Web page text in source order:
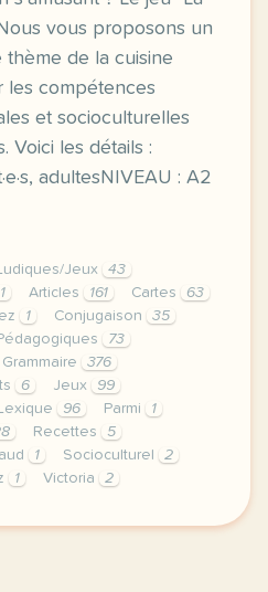
vous proposons un
de la cuisine
les compétences
et socioculturelles
Voici les détails :
adultesNIVEAU : A2
Jeux
43
1 Articles 161 Cartes
63
1 Conjugaison
35
73
Grammaire
376
6 Jeux
99
Lexique 96 Parmi
1
Recettes
5
1 Socioculturel
2
1 Victoria 2
acquis de vos apprenant e s